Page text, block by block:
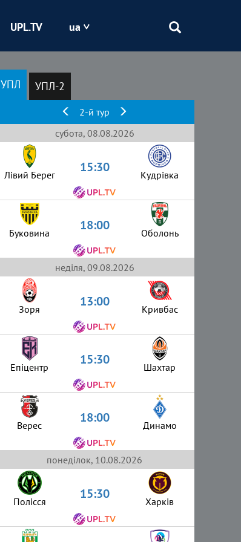
Кривбас
Оболонь
UPL.TV ua
УПЛ УПЛ-2
2-й тур
субота, 08.08.2026
Лівий Берег 15:30 Кудрівка
Буковина 18:00 Оболонь
неділя, 09.08.2026
Зоря 13:00 Кривбас
Епіцентр 15:30 Шахтар
Верес 18:00 Динамо
понеділок, 10.08.2026
Полісся 15:30 Харків